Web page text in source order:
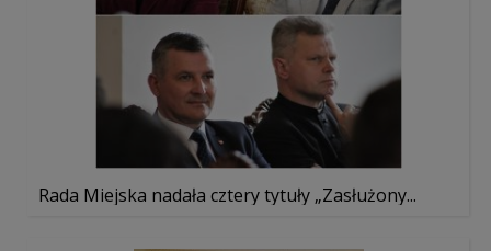
Rada Miejska nadała cztery tytuły „Zasłużony...